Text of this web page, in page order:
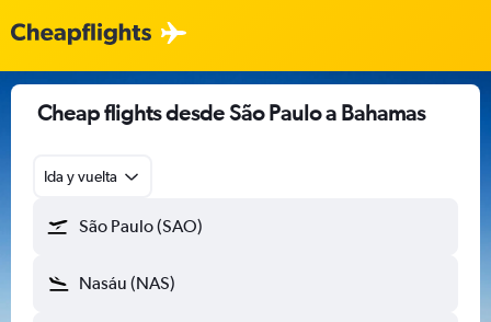
Cheap flights desde São Paulo a Bahamas
Ida y vuelta
São Paulo (SAO)
Nasáu (NAS)